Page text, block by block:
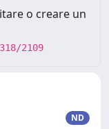
o creare un
2109
ND